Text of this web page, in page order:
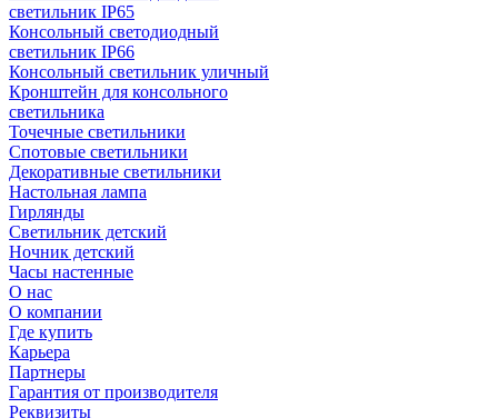
светильник IP65
Консольный светодиодный
светильник IP66
Консольный светильник уличный
Кронштейн для консольного
светильника
Точечные светильники
Спотовые светильники
Декоративные светильники
Настольная лампа
Гирлянды
Светильник детский
Ночник детский
Часы настенные
О нас
О компании
Где купить
Карьера
Партнеры
Гарантия от производителя
Реквизиты